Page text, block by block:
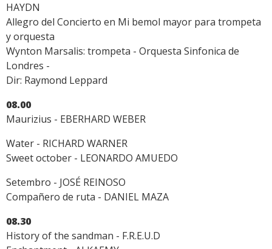
HAYDN
Allegro del Concierto en Mi bemol mayor para trompeta
y orquesta
Wynton Marsalis: trompeta - Orquesta Sinfonica de
Londres -
Dir: Raymond Leppard
08.00
Maurizius - EBERHARD WEBER
Water - RICHARD WARNER
Sweet october - LEONARDO AMUEDO
Setembro - JOSÉ REINOSO
Compañero de ruta - DANIEL MAZA
08.30
History of the sandman - F.R.E.U.D